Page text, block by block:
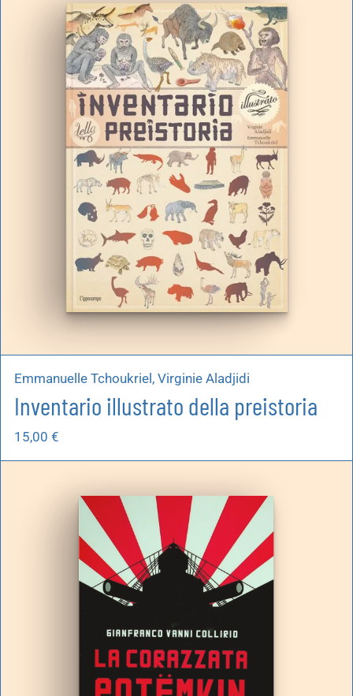
Emmanuelle Tchoukriel, Virginie Aladjidi
Inventario illustrato della preistoria
15,00 €